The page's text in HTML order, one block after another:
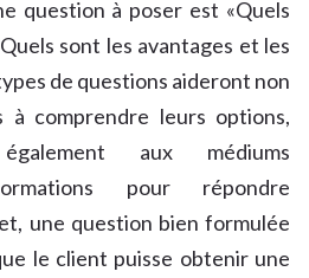
question à poser est «Quels
sont les avantages et les
de questions aideront non
à comprendre leurs options,
aux médiums
pour répondre
une question bien formulée
le client puisse obtenir une